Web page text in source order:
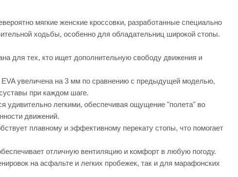
мягкие женские кроссовки, разработанные специально
ходьбы, особенно для обладательниц широкой стопы.
для тех, кто ищет дополнительную свободу движения и
увеличена на 3 мм по сравнению с предыдущей моделью,
при каждом шаге.
удивительно легкими, обеспечивая ощущение "полета" во
движений.
плавному и эффективному перекату стопы, что помогает
отличную вентиляцию и комфорт в любую погоду.
на асфальте и легких пробежек, так и для марафонских